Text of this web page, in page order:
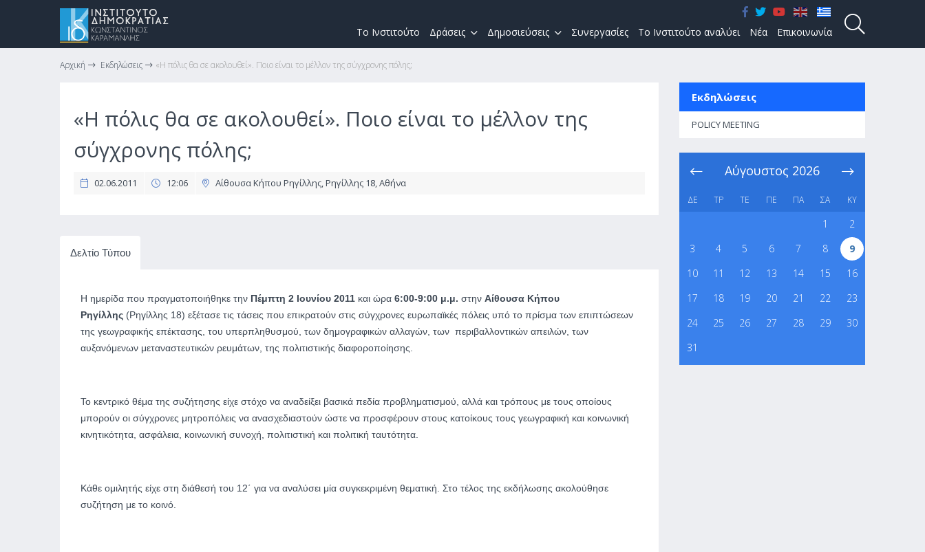
Το Ινστιτούτο Δράσεις Δημοσιεύσεις Συνεργασίες Το Ινστιτούτο αναλύει Νέα Επικοινωνία
Αρχική Εκδηλώσεις «Η πόλις θα σε ακολουθεί». Ποιο είναι το μέλλον της σύγχρονης πόλης;
«Η πόλις θα σε ακολουθεί». Ποιο είναι το μέλλον της
σύγχρονης πόλης;
02.06.2011 12:06 Αίθουσα Κήπου Ρηγίλλης, Ρηγίλλης 18, Αθήνα
Δελτίο Τύπου
Η ημερίδα που πραγματοποιήθηκε την Πέμπτη 2 Ιουνίου 2011 και ώρα 6:00-9:00 μ.μ. στην Αίθουσα Κήπου
Ρηγίλλης (Ρηγίλλης 18) εξέτασε τις τάσεις που επικρατούν στις σύγχρονες ευρωπαϊκές πόλεις υπό το πρίσμα των επιπτώσεων
της γεωγραφικής επέκτασης, του υπερπληθυσμού, των δημογραφικών αλλαγών, των περιβαλλοντικών απειλών, των
αυξανόμενων μεταναστευτικών ρευμάτων, της πολιτιστικής διαφοροποίησης.
Το κεντρικό θέμα της συζήτησης είχε στόχο να αναδείξει βασικά πεδία προβληματισμού, αλλά και τρόπους με τους οποίους
μπορούν οι σύγχρονες μητροπόλεις να ανασχεδιαστούν ώστε να προσφέρουν στους κατοίκους τους γεωγραφική και κοινωνική
κινητικότητα, ασφάλεια, κοινωνική συνοχή, πολιτιστική και πολιτική ταυτότητα.
Κάθε ομιλητής είχε στη διάθεσή του 12΄ για να αναλύσει μία συγκεκριμένη θεματική. Στο τέλος της εκδήλωσης ακολούθησε
συζήτηση με το κοινό.
Εκδηλώσεις
POLICY MEETING
Αύγουστος 2026
ΔΕ ΤΡ ΤΕ ΠΕ ΠΑ ΣΑ ΚΥ
1
2
3
4 5 6 7 8
9
10
11 12 13 14 15
16
17
18 19 20 21 22
23
24
25 26 27 28 29
30
31